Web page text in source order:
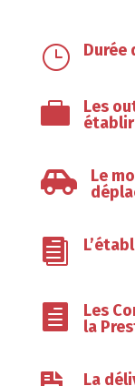
} Durée

Les

Le


Les
la
La